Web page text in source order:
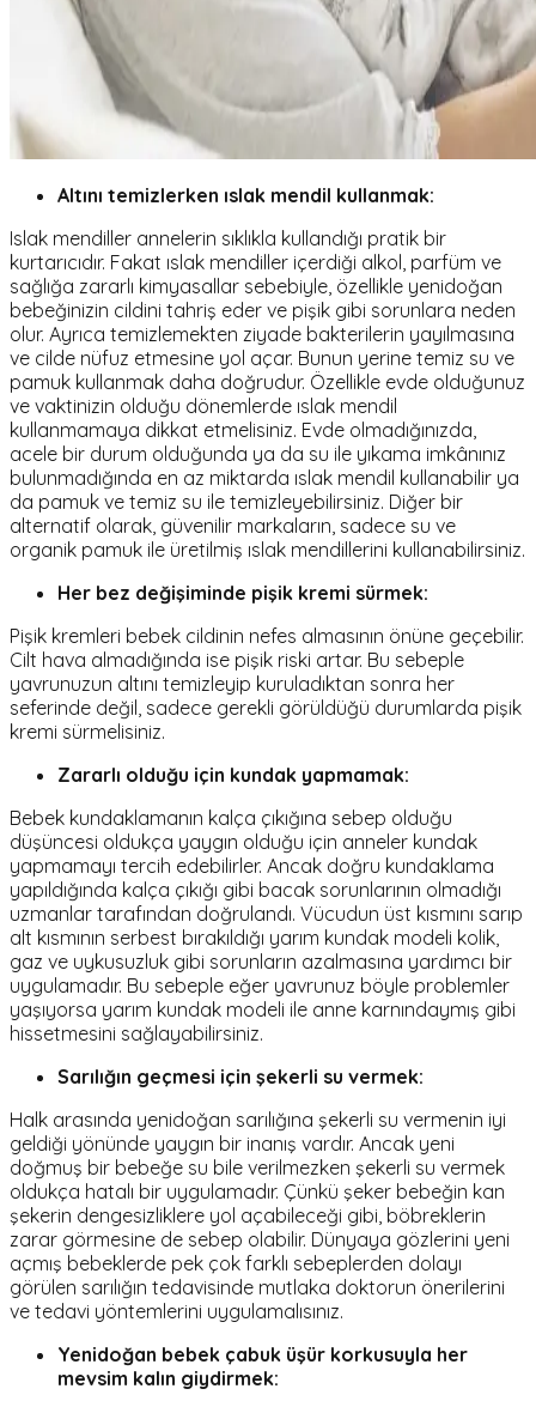
Altını temizlerken ıslak mendil kullanmak:
Islak mendiller annelerin sıklıkla kullandığı pratik bir
kurtarıcıdır. Fakat ıslak mendiller içerdiği alkol, parfüm ve
sağlığa zararlı kimyasallar sebebiyle, özellikle yenidoğan
bebeğinizin cildini tahriş eder ve pişik gibi sorunlara neden
olur. Ayrıca temizlemekten ziyade bakterilerin yayılmasına
ve cilde nüfuz etmesine yol açar. Bunun yerine temiz su ve
pamuk kullanmak daha doğrudur. Özellikle evde olduğunuz
ve vaktinizin olduğu dönemlerde ıslak mendil
kullanmamaya dikkat etmelisiniz. Evde olmadığınızda,
acele bir durum olduğunda ya da su ile yıkama imkânınız
bulunmadığında en az miktarda ıslak mendil kullanabilir ya
da pamuk ve temiz su ile temizleyebilirsiniz. Diğer bir
alternatif olarak, güvenilir markaların, sadece su ve
organik pamuk ile üretilmiş ıslak mendillerini kullanabilirsiniz.
Her bez değişiminde pişik kremi sürmek:
Pişik kremleri bebek cildinin nefes almasının önüne geçebilir.
Cilt hava almadığında ise pişik riski artar. Bu sebeple
yavrunuzun altını temizleyip kuruladıktan sonra her
seferinde değil, sadece gerekli görüldüğü durumlarda pişik
kremi sürmelisiniz.
Zararlı olduğu için kundak yapmamak:
Bebek kundaklamanın kalça çıkığına sebep olduğu
düşüncesi oldukça yaygın olduğu için anneler kundak
yapmamayı tercih edebilirler. Ancak doğru kundaklama
yapıldığında kalça çıkığı gibi bacak sorunlarının olmadığı
uzmanlar tarafından doğrulandı. Vücudun üst kısmını sarıp
alt kısmının serbest bırakıldığı yarım kundak modeli kolik,
gaz ve uykusuzluk gibi sorunların azalmasına yardımcı bir
uygulamadır. Bu sebeple eğer yavrunuz böyle problemler
yaşıyorsa yarım kundak modeli ile anne karnındaymış gibi
hissetmesini sağlayabilirsiniz.
Sarılığın geçmesi için şekerli su vermek:
Halk arasında yenidoğan sarılığına şekerli su vermenin iyi
geldiği yönünde yaygın bir inanış vardır. Ancak yeni
doğmuş bir bebeğe su bile verilmezken şekerli su vermek
oldukça hatalı bir uygulamadır. Çünkü şeker bebeğin kan
şekerin dengesizliklere yol açabileceği gibi, böbreklerin
zarar görmesine de sebep olabilir. Dünyaya gözlerini yeni
açmış bebeklerde pek çok farklı sebeplerden dolayı
görülen sarılığın tedavisinde mutlaka doktorun önerilerini
ve tedavi yöntemlerini uygulamalısınız.
Yenidoğan bebek çabuk üşür korkusuyla her
mevsim kalın giydirmek: